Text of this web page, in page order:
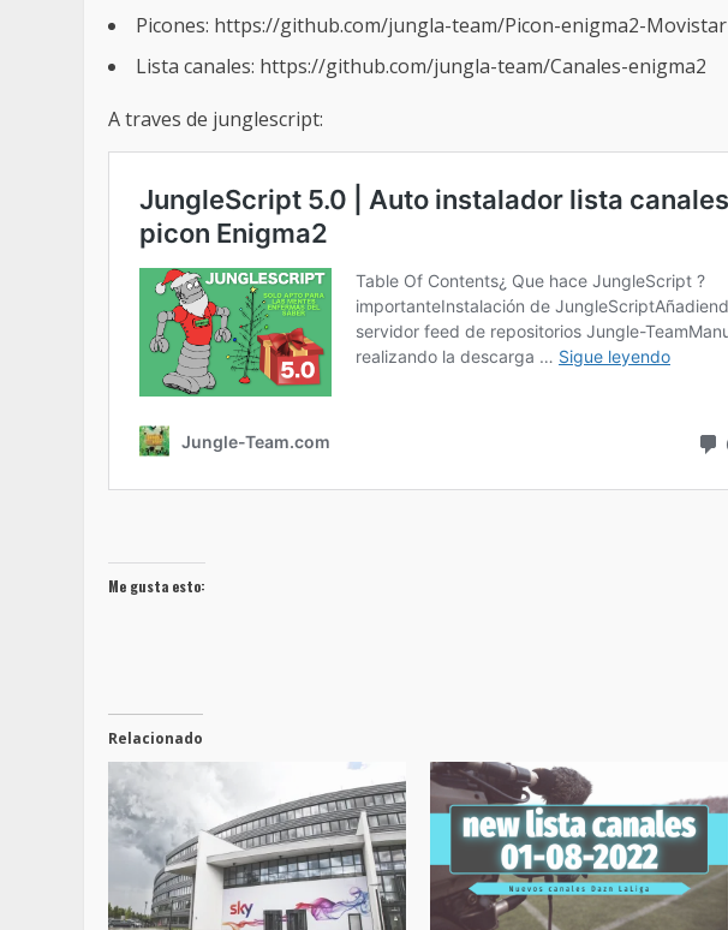
Picones: https://github.com/jungla-team/Picon-enigma2-Movistar
Lista canales: https://github.com/jungla-team/Canales-enigma2
A traves de junglescript:
Me gusta esto:
Relacionado